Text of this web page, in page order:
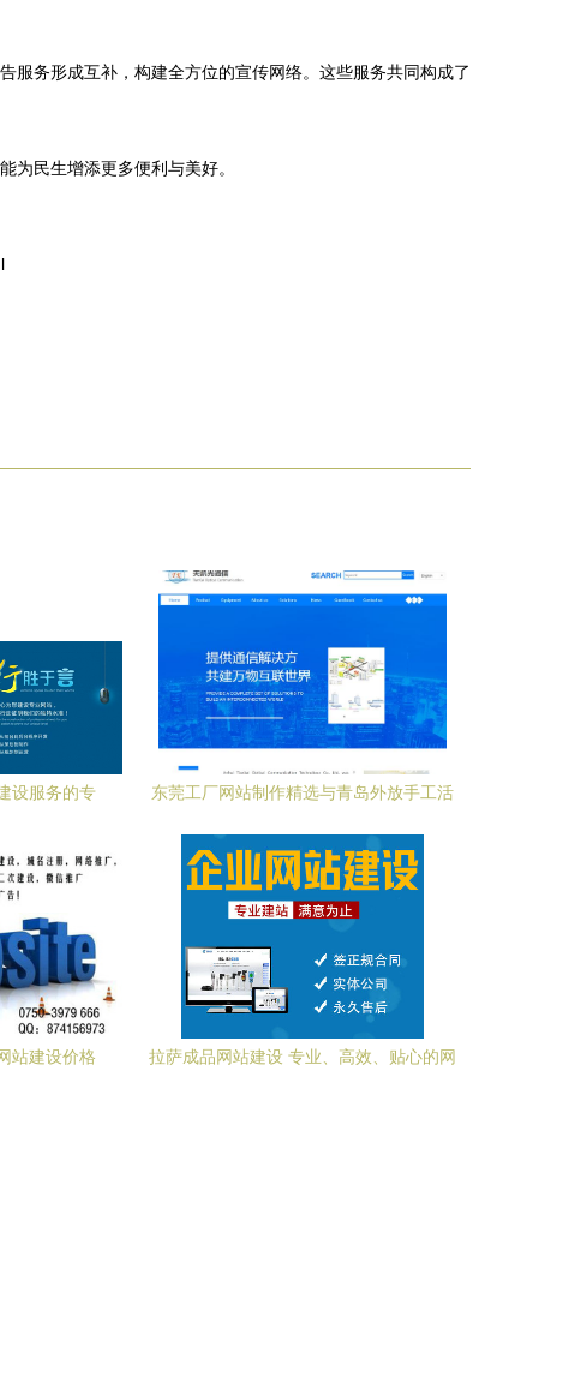
服务形成互补，构建全方位的宣传网络。这些服务共同构成了
为民生增添更多便利与美好。
设服务的专
东莞工厂网站制作精选与青岛外放手工活
站建设价格
拉萨成品网站建设 专业、高效、贴心的网